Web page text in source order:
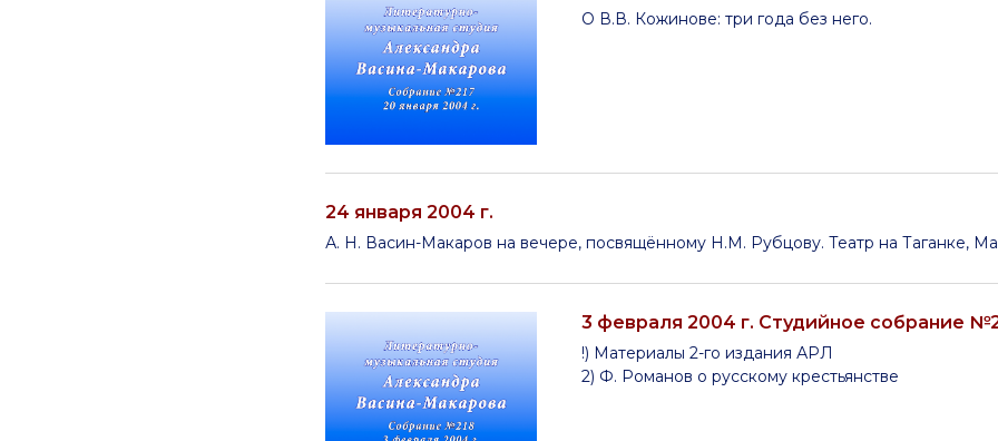
О В.В. Кожинове: три года без него.
24 января 2004 г.
А. Н. Васин-Макаров на вечере, посвящённому Н.М. Рубцову. Театр на Таганке,
3 февраля 2004 г. Студийное собрание
!) Материалы 2-го издания АРЛ
2) Ф. Романов о русскому крестьянстве